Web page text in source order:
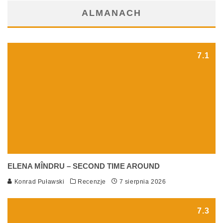
ALMANACH
7.1
ELENA MÎNDRU – SECOND TIME AROUND
Konrad Puławski Recenzje 7 sierpnia 2026
7.3